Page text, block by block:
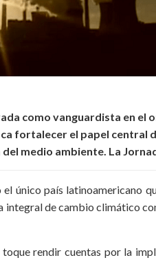
como vanguardista en
fortalecer el papel central
medio ambiente. La
único país latinoamericano
integral de cambio climático
rendir cuentas por la